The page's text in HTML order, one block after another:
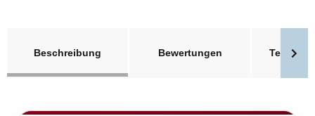
Beschreibung
Bewertungen